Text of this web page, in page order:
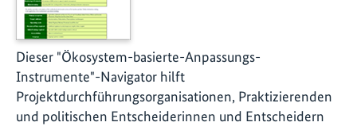
Dieser "Ökosystem-basierte-Anpassungs-
Instrumente"-Navigator hilft
Projektdurchführungsorganisationen, Praktizierenden
und politischen Entscheiderinnen und Entscheidern